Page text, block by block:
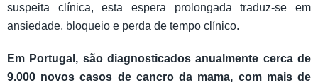
suspeita clínica, esta espera prolongada traduz-se em
ansiedade, bloqueio e perda de tempo clínico.
Em Portugal, são diagnosticados anualmente cerca de
9.000 novos casos de cancro da mama, com mais de